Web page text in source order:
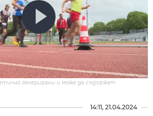
генерирани и може да съдържат
14:11, 21.04.2024